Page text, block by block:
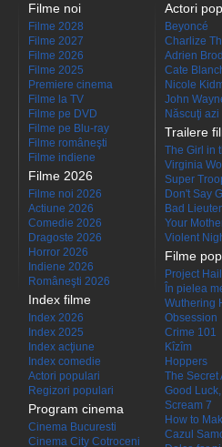
Filme noi
Filme 2028
Filme 2027
Filme 2026
Filme 2025
Premiere cinema
Filme la TV
Filme pe DVD
Filme pe Blu-ray
Filme româneşti
Filme indiene
Filme 2026
Filme noi 2026
Actiune 2026
Comedie 2026
Dragoste 2026
Horror 2026
Indiene 2026
Româneşti 2026
Index filme
Index 2026
Index 2025
Index acţiune
Index comedie
Actori populari
Regizori populari
Program cinema
Cinema Bucuresti
Cinema City Cotroceni
Actori
Beyoncé
Charlize
Adrien
Cate
Nicole
John
Născuţi azi
Trailere
The Girl in
Virginia
Super
Don't Say
Bad
Your
Violent
Filme
Project
În pielea
Wuthering
Obsession
Crime 101
Kîzîm
Hoppers
The Secret
Good
Scream 7
How to
Cazul